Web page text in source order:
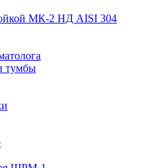
МК-2 НД AISI 304
тумбы